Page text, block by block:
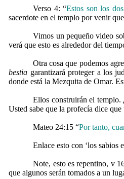
Verso 4: “Estos son los
sacerdote en el templo por venir
Vimos un pequeño video
verá que esto es alrededor del
Otra cosa que podemos
bestia garantizará proteger a los
donde está la Mezquita de Omar.
Ellos construirán el templo.
Usted sabe que la profecía dice
Mateo 24:15 “Por tanto,
Enlace esto con ‘los sabios
Note, esto es repentino, v
que algunos serán tomados a un